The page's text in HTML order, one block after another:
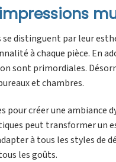
se distinguent par leur
à chaque pièce. En
sont primordiales.
et chambres.
créer une ambiance
peut transformer un
à tous les styles de
les goûts.